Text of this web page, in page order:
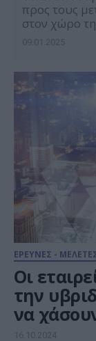
προς τους
στον χώρο
και προς τα
σχολιαστές
συζητούσαν
ΕΡΕΥΝΕΣ -
Οι
την
να
τους λόγω «σιωπηλής
16.10.2024